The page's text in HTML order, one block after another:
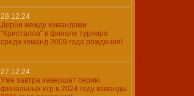
28.12.24
Дерби между командами
"Кристалла" в финале турнира
среди команд 2009 года рождения!
27.12.24
Уже завтра завершат серию
финальных игр в 2024 году команды